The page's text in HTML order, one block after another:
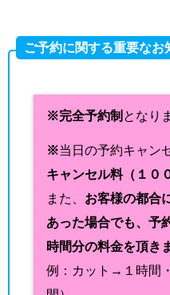
ご予約に関する重要なお
※完全予約制 となり
※当日の予約キャン
キャンセル料（１０
また、 お客様の都合
あった場合でも、予
時間分の料金を頂き
例：カット→１時間